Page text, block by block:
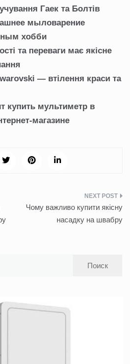
Гаек та Болтів
мыловарение
хобби
та переваги має якісне
— втілення краси та
купить мультиметр в
магазине
Чому важливо купити якісну
насадку на швабру